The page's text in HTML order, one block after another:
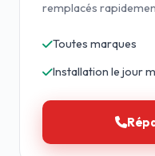
remplacés
Toutes marques
Installation le jour